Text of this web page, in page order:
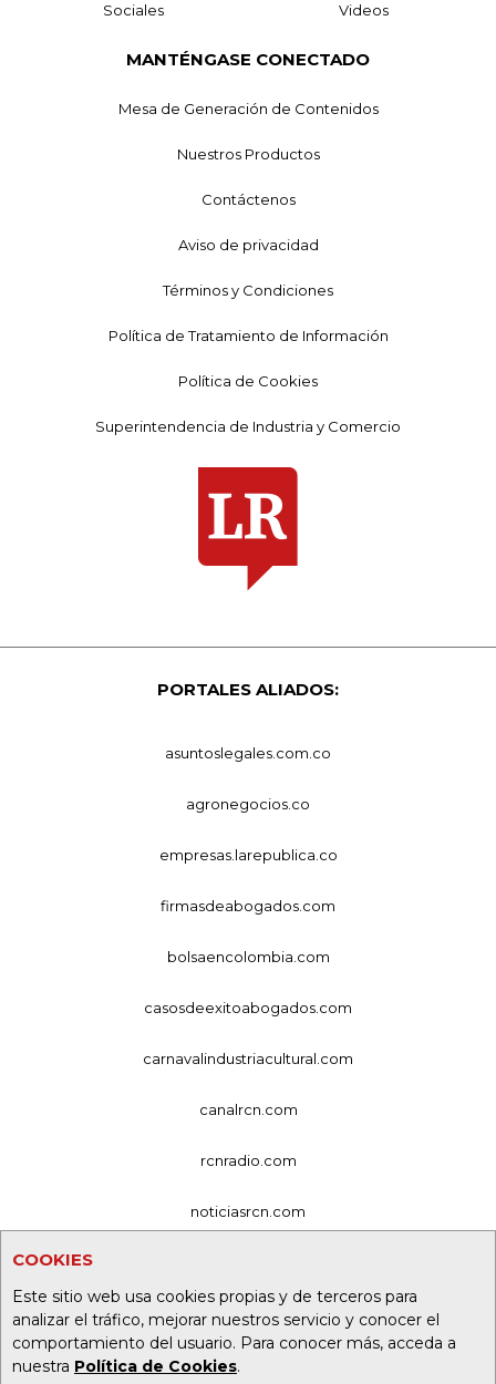
COOKIES
Este sitio web usa cookies propias y de terceros para
analizar el tráfico, mejorar nuestros servicio y conocer el
comportamiento del usuario. Para conocer más, acceda a
nuestra Política de Cookies.
Sociales Videos
MANTÉNGASE CONECTADO
Mesa de Generación de Contenidos
Nuestros Productos
Contáctenos
Aviso de privacidad
Términos y Condiciones
Política de Tratamiento de Información
Política de Cookies
Superintendencia de Industria y Comercio
PORTALES ALIADOS:
asuntoslegales.com.co
agronegocios.co
empresas.larepublica.co
firmasdeabogados.com
bolsaencolombia.com
casosdeexitoabogados.com
carnavalindustriacultural.com
canalrcn.com
rcnradio.com
noticiasrcn.com
alerta.com.co
deportesrcn.com